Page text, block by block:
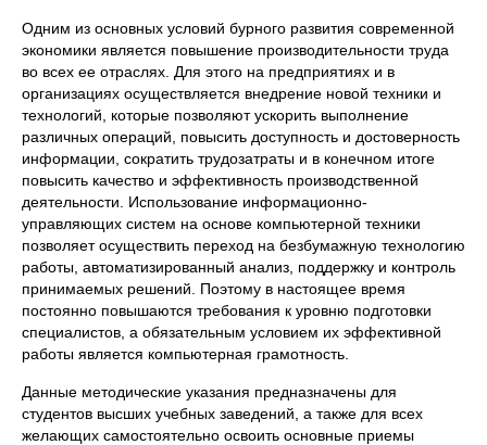
Одним из основных условий бурного развития современной
экономики является повышение производительности труда
во всех ее отраслях. Для этого на предприятиях и в
организациях осуществляется внедрение новой техники и
технологий, которые позволяют ускорить выполнение
различных операций, повысить доступность и достоверность
информации, сократить трудозатраты и в конечном итоге
повысить качество и эффективность производственной
деятельности. Использование информационно-
управляющих систем на основе компьютерной техники
позволяет осуществить переход на безбумажную технологию
работы, автоматизированный анализ, поддержку и контроль
принимаемых решений. Поэтому в настоящее время
постоянно повышаются требования к уровню подготовки
специалистов, а обязательным условием их эффективной
работы является компьютерная грамотность.
Данные методические указания предназначены для
студентов высших учебных заведений, а также для всех
желающих самостоятельно освоить основные приемы